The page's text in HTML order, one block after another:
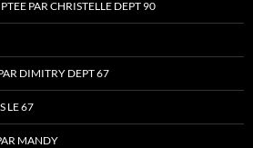
PAR CHRISTELLE DEPT 90
DIMITRY DEPT 67
LE 67
MANDY